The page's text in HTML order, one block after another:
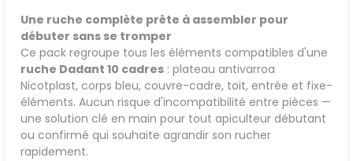
Une ruche complète prête à assembler pour
débuter sans se tromper
Ce pack regroupe tous les éléments compatibles d'une
ruche Dadant 10 cadres : plateau antivarroa
Nicotplast, corps bleu, couvre-cadre, toit, entrée et fixe-
éléments. Aucun risque d'incompatibilité entre pièces —
une solution clé en main pour tout apiculteur débutant
ou confirmé qui souhaite agrandir son rucher
rapidement.